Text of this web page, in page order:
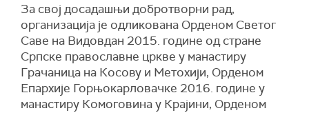
За свој досадашњи добротворни рад,
организација је одликована Орденом Светог
Саве на Видовдан 2015. године од стране
Српске православне цркве у манастиру
Грачаница на Косову и Метохији, Орденом
Епархије Горњокарловачке 2016. године у
манастиру Комоговина у Крајини, Орденом